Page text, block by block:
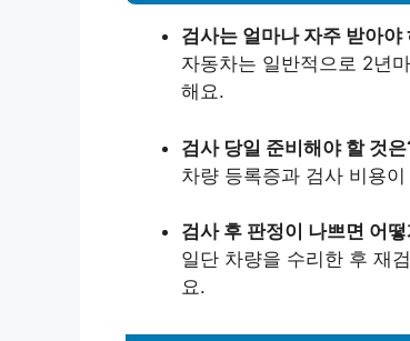
검사는 얼마나 자주 받아야
자동차는 일반적으로 2년
해요.
검사 당일 준비해야 할 것은
차량 등록증과 검사 비용
검사 후 판정이 나쁘면 어
일단 차량을 수리한 후 재
요.